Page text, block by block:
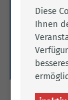
Hier finden
gelangen
Diese
Ihnen